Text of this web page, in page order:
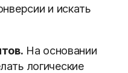
и искать
На основании
логические